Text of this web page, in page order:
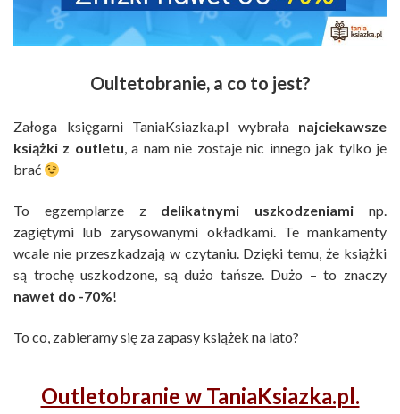
Oultetobranie, a co to jest?
Załoga księgarni TaniaKsiazka.pl wybrała najciekawsze
książki z outletu, a nam nie zostaje nic innego jak tylko je
brać
To egzemplarze z delikatnymi uszkodzeniami np.
zagiętymi lub zarysowanymi okładkami. Te mankamenty
wcale nie przeszkadzają w czytaniu. Dzięki temu, że książki
są trochę uszkodzone, są dużo tańsze. Dużo – to znaczy
nawet do -70%!
To co, zabieramy się za zapasy książek na lato?
Outletobranie w TaniaKsiazka.pl.